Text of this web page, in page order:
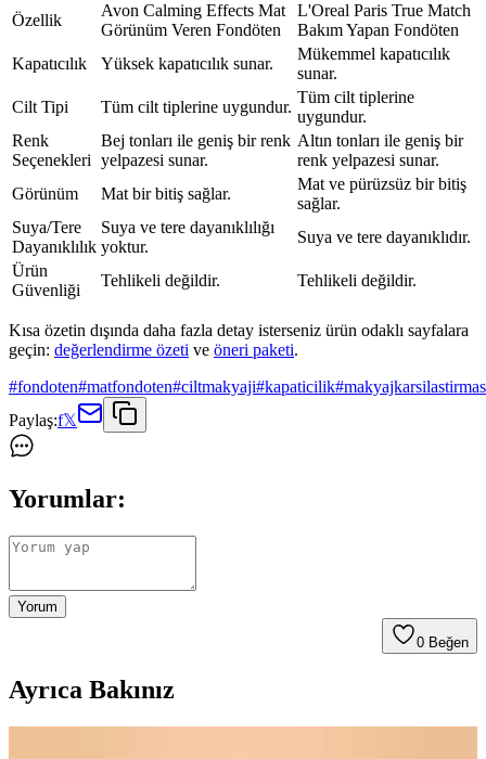
Özellik
Avon Calming Effects Mat
Görünüm Veren Fondöten
L'Oreal Paris True Match
Bakım Yapan Fondöten
Kapatıcılık
Yüksek kapatıcılık sunar.
Mükemmel kapatıcılık
sunar.
Cilt Tipi
Tüm cilt tiplerine uygundur.
Tüm cilt tiplerine
uygundur.
Renk
Seçenekleri
Bej tonları ile geniş bir renk
yelpazesi sunar.
Altın tonları ile geniş bir
renk yelpazesi sunar.
Görünüm
Mat bir bitiş sağlar.
Mat ve pürüzsüz bir bitiş
sağlar.
Suya/Tere
Dayanıklılık
Suya ve tere dayanıklılığı
yoktur.
Suya ve tere dayanıklıdır.
Ürün
Güvenliği
Tehlikeli değildir. Tehlikeli değildir.
Kısa özetin dışında daha fazla detay isterseniz ürün odaklı sayfalara
geçin: değerlendirme özeti ve öneri paketi.
#fondoten#matfondoten#ciltmakyaji#kapaticilik#
Paylaş:f𝕏
Yorumlar:
Yorum
0 Beğen
Ayrıca Bakınız